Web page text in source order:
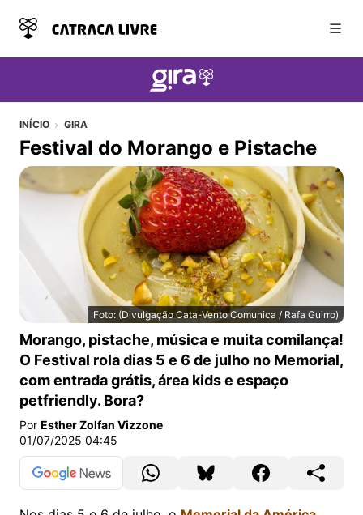
INÍCIO GIRA
Festival do Morango e Pistache
Foto: (Divulgação Cata-Vento Comunica / Rafa Guirro)
Festival do Morango e Pistache
Morango, pistache, música e muita comilança!
O Festival rola dias 5 e 6 de julho no Memorial,
com entrada grátis, área kids e espaço
petfriendly. Bora?
Por Esther Zolfan Vizzone
01/07/2025 04:45